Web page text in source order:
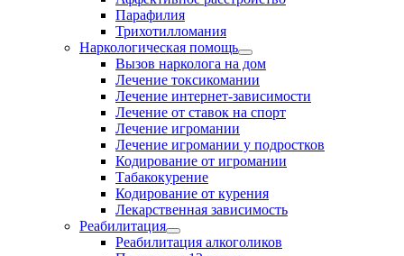
Парафилия
Трихотилломания
Наркологическая помощь
Вызов нарколога на дом
Лечение токсикомании
Лечение интернет-зависимости
Лечение от ставок на спорт
Лечение игромании
Лечение игромании у подростков
Кодирование от игромании
Табакокурение
Кодирование от курения
Лекарственная зависимость
Реабилитация
Реабилитация алкоголиков